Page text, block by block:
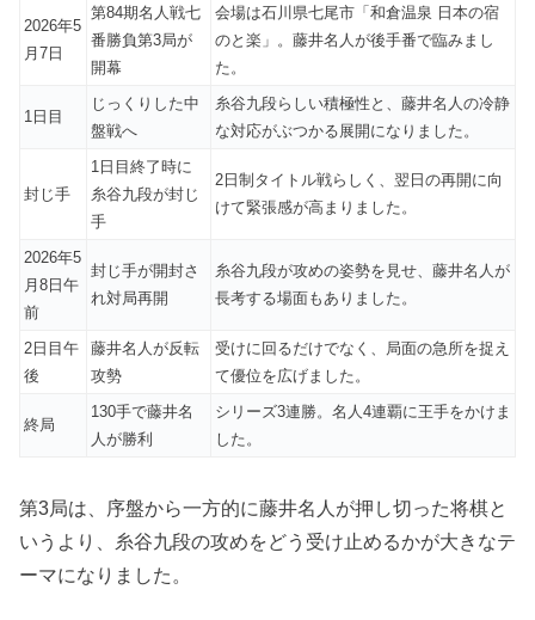
2026年5
月7日
第84期名人戦七
番勝負第3局が
開幕
会場は石川県七尾市「和倉温泉 日本の宿
のと楽」。藤井名人が後手番で臨みまし
た。
1日目
じっくりした中
盤戦へ
糸谷九段らしい積極性と、藤井名人の冷静
な対応がぶつかる展開になりました。
封じ手
1日目終了時に
糸谷九段が封じ
手
2日制タイトル戦らしく、翌日の再開に向
けて緊張感が高まりました。
2026年5
月8日午
前
封じ手が開封さ
れ対局再開
糸谷九段が攻めの姿勢を見せ、藤井名人が
長考する場面もありました。
2日目午
後
藤井名人が反転
攻勢
受けに回るだけでなく、局面の急所を捉え
て優位を広げました。
終局
130手で藤井名
人が勝利
シリーズ3連勝。名人4連覇に王手をかけま
した。
第3局は、序盤から一方的に藤井名人が押し切った将棋と
いうより、糸谷九段の攻めをどう受け止めるかが大きなテ
ーマになりました。